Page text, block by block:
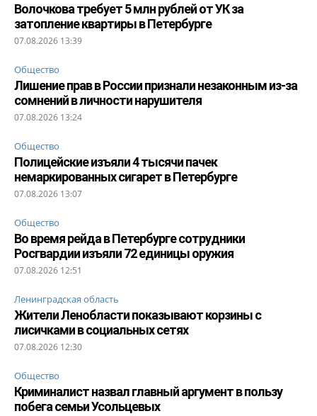
Волочкова требует 5 млн рублей от УК за
затопление квартиры в Петербурге
07.08.2026 13:39
Общество
Лишение прав в России признали незаконным из-за
сомнений в личности нарушителя
07.08.2026 13:24
Общество
Полицейские изъяли 4 тысячи пачек
немаркированных сигарет в Петербурге
07.08.2026 13:07
Общество
Во время рейда в Петербурге сотрудники
Росгвардии изъяли 72 единицы оружия
07.08.2026 12:51
Ленинградская область
Жители Ленобласти показывают корзины с
лисичками в социальных сетях
07.08.2026 12:30
Общество
Криминалист назвал главный аргумент в пользу
побега семьи Усольцевых